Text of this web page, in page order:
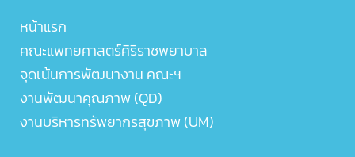
หน้าแรก
คณะแพทยศาสตร์ศิริราชพยาบาล
จุดเน้นการพัฒนางาน คณะฯ
งานพัฒนาคุณภาพ (QD)
งานบริหารทรัพยากรสุขภาพ (UM)